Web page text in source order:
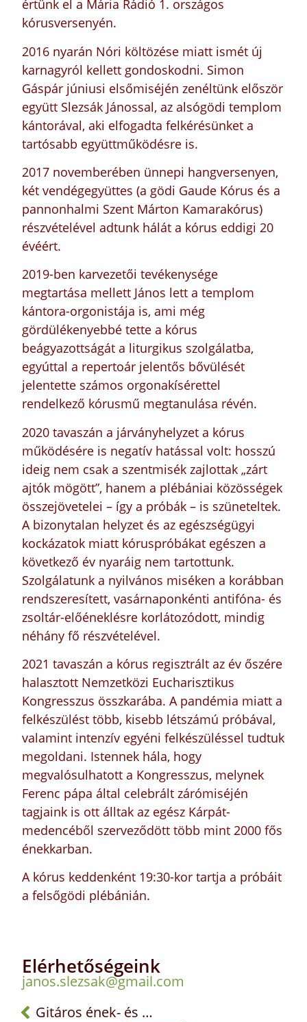
értünk el a Mária Rádió 1. országos
kórusversenyén.
2016 nyarán Nóri költözése miatt ismét új
karnagyról kellett gondoskodni. Simon
Gáspár júniusi elsőmiséjén zenéltünk először
együtt Slezsák Jánossal, az alsógödi templom
kántorával, aki elfogadta felkérésünket a
tartósabb együttműködésre is.
2017 novemberében ünnepi hangversenyen,
két vendégegyüttes (a gödi Gaude Kórus és a
pannonhalmi Szent Márton Kamarakórus)
részvételével adtunk hálát a kórus eddigi 20
évéért.
2019-ben karvezetői tevékenysége
megtartása mellett János lett a templom
kántora-orgonistája is, ami még
gördülékenyebbé tette a kórus
beágyazottságát a liturgikus szolgálatba,
egyúttal a repertoár jelentős bővülését
jelentette számos orgonakísérettel
rendelkező kórusmű megtanulása révén.
2020 tavaszán a járványhelyzet a kórus
működésére is negatív hatással volt: hosszú
ideig nem csak a szentmisék zajlottak „zárt
ajtók mögött”, hanem a plébániai közösségek
összejövetelei – így a próbák – is szüneteltek.
A bizonytalan helyzet és az egészségügyi
kockázatok miatt kóruspróbákat egészen a
következő év nyaráig nem tartottunk.
Szolgálatunk a nyilvános miséken a korábban
rendszeresített, vasárnaponkénti antifóna- és
zsoltár-előéneklésre korlátozódott, mindig
néhány fő részvételével.
2021 tavaszán a kórus regisztrált az év őszére
halasztott Nemzetközi Eucharisztikus
Kongresszus összkarába. A pandémia miatt a
felkészülést több, kisebb létszámú próbával,
valamint intenzív egyéni felkészüléssel tudtuk
megoldani. Istennek hála, hogy
megvalósulhatott a Kongresszus, melynek
Ferenc pápa által celebrált zárómiséjén
tagjaink is ott álltak az egész Kárpát-
medencéből szerveződött több mint 2000 fős
énekkarban.
A kórus keddenként 19:30-kor tartja a próbáit
a felsőgödi plébánián.
Elérhetőségeink
janos.slezsak@gmail.com
Gitáros ének- és zenekar